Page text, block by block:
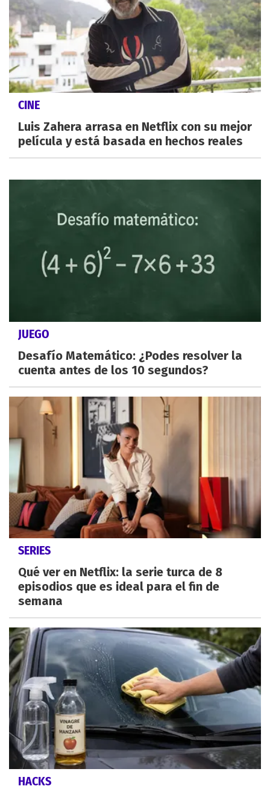
CINE
Luis Zahera arrasa en Netflix con su mejor
película y está basada en hechos reales
JUEGO
Desafío Matemático: ¿Podes resolver la
cuenta antes de los 10 segundos?
SERIES
Qué ver en Netflix: la serie turca de 8
episodios que es ideal para el fin de
semana
HACKS